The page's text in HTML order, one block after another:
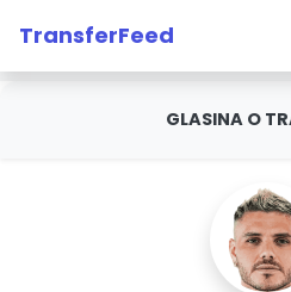
TransferFeed
GLASINA O